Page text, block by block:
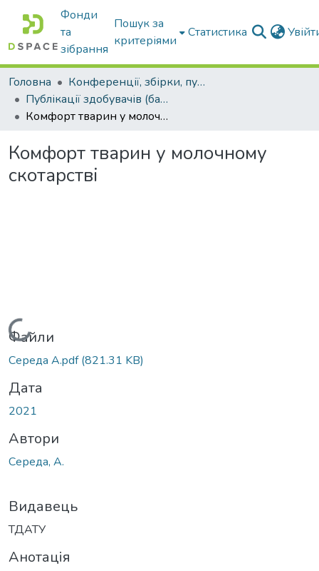
Фонди
та
зібрання
Пошук за
критеріями
Статистика
Головна
Конференції, збірки, публікації молодих вчених і здобувачів : магістрів, бакалаврів, аспірантів.
Публікації здобувачів (бакалаврів. магістрів, аспірантів)
Комфорт тварин у молочному скотарстві
Комфорт тварин у молочному
скотарстві
Вантажиться...
Файли
Середа А.pdf(821.31 KB)
Дата
2021
Автори
Середа, А.
Видавець
ТДАТУ
Анотація